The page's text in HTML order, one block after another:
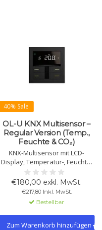
40% Sale
OL-U KNX Multisensor –
Regular Version (Temp.,
Feuchte & CO₂)
KNX-Multisensor mit LCD-
Display, Temperatur-, Feuchte-
und CO₂-Sensoren, zwei 2-
Stufen-Thermostaten mit PI-
Regler und 4 Tasten. Mit RGB-
LED-Leiste und Wischleiste. Für
Raumklima, Szenen und
Gebäudeautomation.
€180,00 exkl. MwSt.
€217,80 Inkl. MwSt.
Bestellbar
Zum Warenkorb hinzufügen